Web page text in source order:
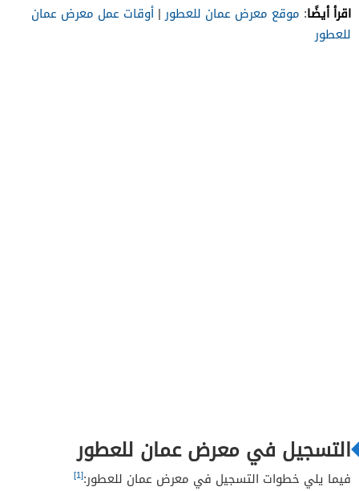
اقرأ أيضًا: موقع معرض عمان للعطور| أوقات عمل معرض عمان
للعطور
التسجيل في معرض عمان للعطور
فيما يلي خطوات التسجيل في معرض عمان للعطور:[1]